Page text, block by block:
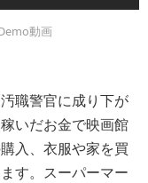
動画
職警官に成り下が
いだお金で映画館
入、衣服や家を買
す。スーパーマー